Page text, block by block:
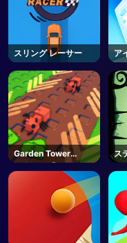
スリング レーサー
ア
ッ
Garden Tower
Defense 🌻 - Roblox
ス